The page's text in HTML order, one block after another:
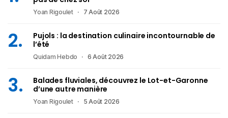
Yoan Rigoulet 7 Août 2026
Pujols : la destination culinaire incontournable de
l’été
Quidam Hebdo 6 Août 2026
Balades fluviales, découvrez le Lot-et-Garonne
d’une autre manière
Yoan Rigoulet 5 Août 2026